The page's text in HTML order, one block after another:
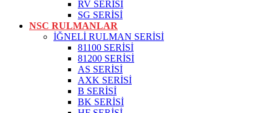
RV SERİSİ
SG SERİSİ
NSC RULMANLAR
İĞNELİ RULMAN SERİSİ
81100 SERİSİ
81200 SERİSİ
AS SERİSİ
AXK SERİSİ
B SERİSİ
BK SERİSİ